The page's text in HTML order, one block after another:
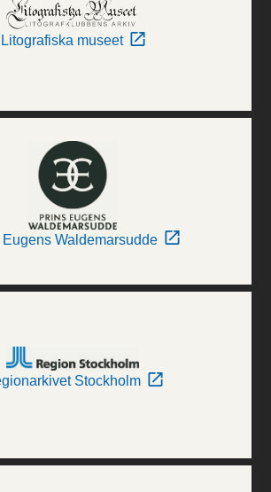
Litografiska museet
Eugens Waldemarsudde
Stockholm